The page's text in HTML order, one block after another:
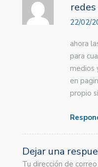
22/02/
ahora
para
medios
en
propio
Dejar una
Tu dirección de